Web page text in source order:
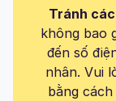
Tránh
không bao
đến số
nhân. Vui
bằng